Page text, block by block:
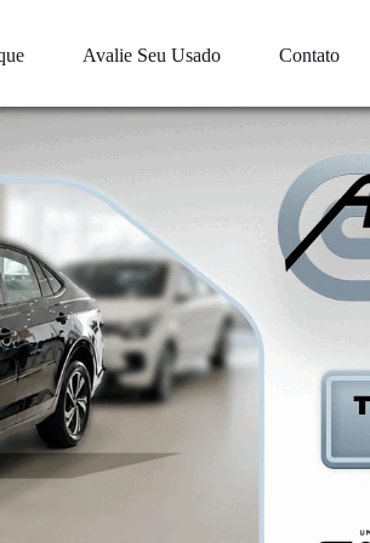
Avalie Seu Usado Contato